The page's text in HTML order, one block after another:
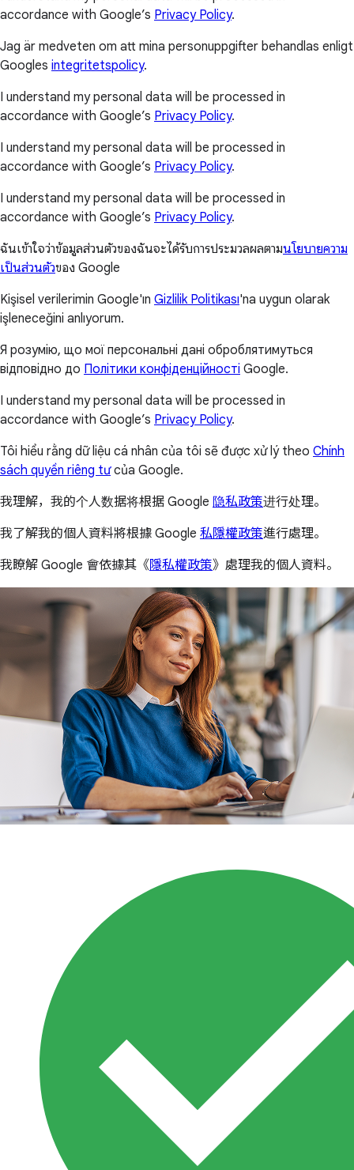
accordance with Google’s Privacy Policy.
Jag är medveten om att mina personuppgifter behandlas enligt
Googles integritetspolicy.
I understand my personal data will be processed in
accordance with Google’s Privacy Policy.
I understand my personal data will be processed in
accordance with Google’s Privacy Policy.
I understand my personal data will be processed in
accordance with Google’s Privacy Policy.
ฉันเข้าใจว่าข้อมูลส่วนตัวของฉันจะได้รับการประมวลผลตามนโยบายความ
เป็นส่วนตัวของ Google
Kişisel verilerimin Google'ın Gizlilik Politikası'na uygun olarak
işleneceğini anlıyorum.
Я розумію, що мої персональні дані оброблятимуться
відповідно до Політики конфіденційності Google.
I understand my personal data will be processed in
accordance with Google’s Privacy Policy.
Tôi hiểu rằng dữ liệu cá nhân của tôi sẽ được xử lý theo Chính
sách quyền riêng tưcủa Google.
我理解，我的个人数据将根据 Google 隐私政策进行处理。
我了解我的個人資料將根據 Google 私隱權政策進行處理。
我瞭解 Google 會依據其《隱私權政策》處理我的個人資料。